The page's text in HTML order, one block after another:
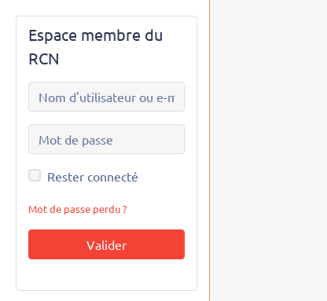
Espace membre du
RCN
Rester connecté
Mot de passe perdu ?
Valider